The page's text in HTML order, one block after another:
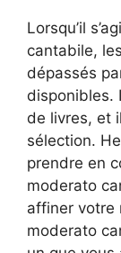
Lorsqu’il
cantabile,
dépassés
disponibles.
de livres, et
sélection.
prendre en
moderato
affiner votre
moderato